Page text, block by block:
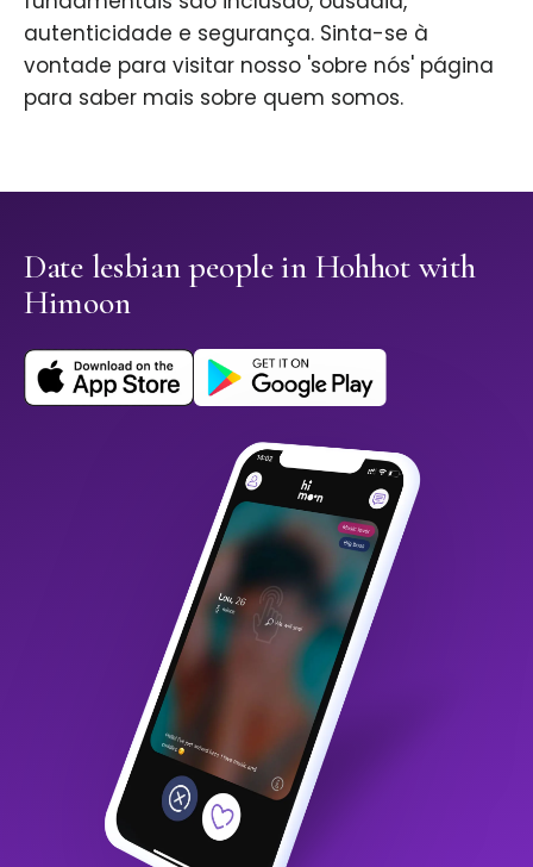
autenticidade e segurança. Sinta-se à
vontade para visitar nosso 'sobre nós' página
para saber mais sobre quem somos.
Date lesbian people in Hohhot with
Himoon